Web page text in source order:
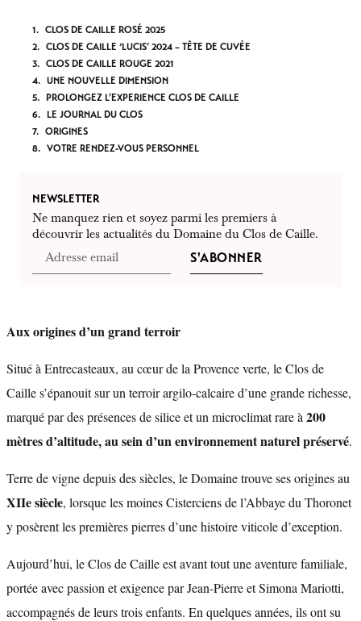
CLOS DE CAILLE ROSÉ 2025
CLOS DE CAILLE ‘LUCIS’ 2024 – TÊTE DE CUVÉE
CLOS DE CAILLE ROUGE 2021
UNE NOUVELLE DIMENSION
PROLONGEZ L’EXPERIENCE CLOS DE CAILLE
LE JOURNAL DU CLOS
ORIGINES
VOTRE RENDEZ-VOUS PERSONNEL
NEWSLETTER
Ne manquez rien et soyez parmi les premiers à
découvrir les actualités du Domaine du Clos de Caille.
S'ABONNER
Aux origines d’un grand terroir
Situé à Entrecasteaux, au cœur de la Provence verte, le Clos de
Caille s’épanouit sur un terroir argilo-calcaire d’une grande richesse,
marqué par des présences de silice et un microclimat rare à 200
mètres d’altitude, au sein d’un environnement naturel préservé.
Terre de vigne depuis des siècles, le Domaine trouve ses origines au
XIIe siècle, lorsque les moines Cisterciens de l’Abbaye du Thoronet
y posèrent les premières pierres d’une histoire viticole d’exception.
Aujourd’hui, le Clos de Caille est avant tout une aventure familiale,
portée avec passion et exigence par Jean-Pierre et Simona Mariotti,
accompagnés de leurs trois enfants. En quelques années, ils ont su